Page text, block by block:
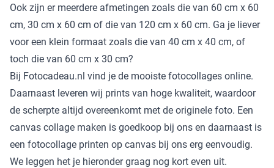
Ook zijn er meerdere afmetingen zoals die van 60 cm x 60
cm, 30 cm x 60 cm of die van 120 cm x 60 cm. Ga je liever
voor een klein formaat zoals die van 40 cm x 40 cm, of
toch die van 60 cm x 30 cm?
Bij Fotocadeau.nl vind je de mooiste fotocollages online.
Daarnaast leveren wij prints van hoge kwaliteit, waardoor
de scherpte altijd overeenkomt met de originele foto. Een
canvas collage maken is goedkoop bij ons en daarnaast is
een fotocollage printen op canvas bij ons erg eenvoudig.
We leggen het je hieronder graag nog kort even uit.